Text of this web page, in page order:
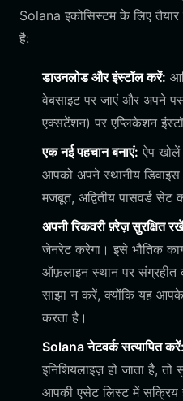
Solana इकोसिस्टम के लिए
है:
डाउनलोड और इंस्टॉल करें:
वेबसाइट पर जाएं और अपने
एक्सटेंशन) पर एप्लिकेशन
एक नई पहचान बनाएं: ऐप
आपको अपने स्थानीय
मजबूत, अद्वितीय पासवर्ड सेट
अपनी रिकवरी फ़्रेज़ सुरक्षित
जेनरेट करेगा। इसे भौतिक
ऑफ़लाइन स्थान पर
साझा न करें, क्योंकि यह
करता है।
Solana नेटवर्क सत्यापित करें:
इनिशियलाइज़ हो जाता है,
आपकी एसेट लिस्ट में